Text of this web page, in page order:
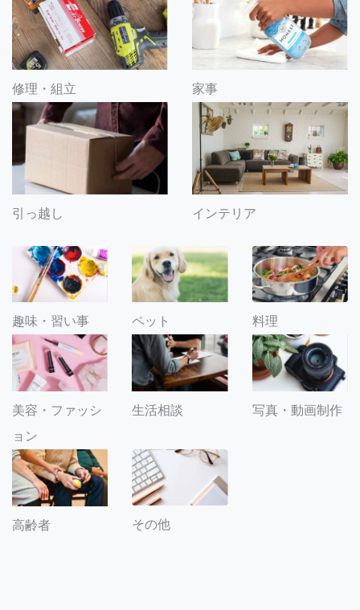
修理・組立 家事
引っ越し インテリア
趣味・習い事 ペット 料理
美容・ファッシ
ョン
生活相談 写真・動画制作
高齢者 その他